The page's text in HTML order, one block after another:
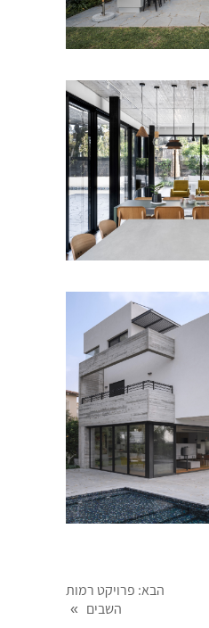
הבא: פרויקט רמות
השבים
»